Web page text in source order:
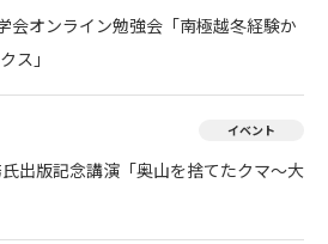
会オンライン勉強会「南極越冬経験か
ス」
イベント
出版記念講演「奥山を捨てたクマ～大